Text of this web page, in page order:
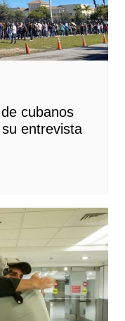
cubanos
entrevista